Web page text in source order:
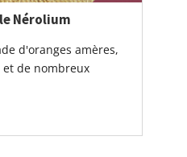
Nérolium
d'oranges amères,
de nombreux